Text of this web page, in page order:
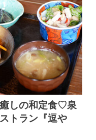
癒しの和定食♡泉
トラン『逗や